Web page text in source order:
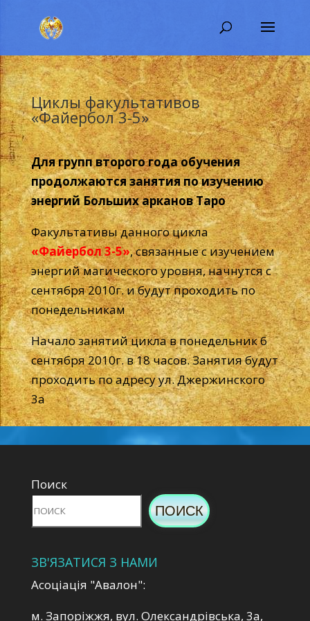
Циклы факультативов
«Файербол 3-5»
Для групп второго года обучения
продолжаются занятия по изучению
энергий Больших арканов Таро
Факультативы данного цикла
«Файербол 3-5», связанные с изучением
энергий магического уровня, начнутся с
сентября 2010г. и будут проходить по
понедельникам
Начало занятий цикла в понедельник 6
сентября 2010г. в 18 часов. Занятия будут
проходить по адресу ул. Джержинского
3а
Поиск
ПОИСК
ЗВ'ЯЗАТИСЯ З НАМИ
Асоціація "Авалон":
м. Запоріжжя, вул. Олександрівська, 3а,